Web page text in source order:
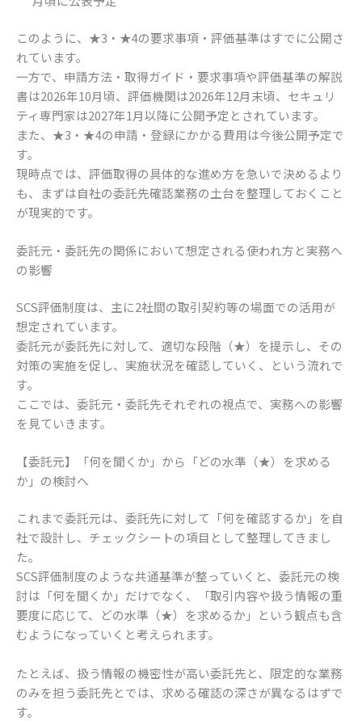
このように、★3・★4の要求事項・評価基準はすでに公開さ
れています。
一方で、申請方法・取得ガイド・要求事項や評価基準の解説
書は2026年10月頃、評価機関は2026年12月末頃、セキュリ
ティ専門家は2027年1月以降に公開予定とされています。
また、★3・★4の申請・登録にかかる費用は今後公開予定で
す。
現時点では、評価取得の具体的な進め方を急いで決めるより
も、まずは自社の委託先確認業務の土台を整理しておくこと
が現実的です。
委託元・委託先の関係において想定される使われ方と実務へ
の影響
SCS評価制度は、主に2社間の取引契約等の場面での活用が
想定されています。
委託元が委託先に対して、適切な段階（★）を提示し、その
対策の実施を促し、実施状況を確認していく、という流れで
す。
ここでは、委託元・委託先それぞれの視点で、実務への影響
を見ていきます。
【委託元】「何を聞くか」から「どの水準（★）を求める
か」の検討へ
これまで委託元は、委託先に対して「何を確認するか」を自
社で設計し、チェックシートの項目として整理してきまし
た。
SCS評価制度のような共通基準が整っていくと、委託元の検
討は「何を聞くか」だけでなく、「取引内容や扱う情報の重
要度に応じて、どの水準（★）を求めるか」という観点も含
むようになっていくと考えられます。
たとえば、扱う情報の機密性が高い委託先と、限定的な業務
のみを担う委託先とでは、求める確認の深さが異なるはずで
す。